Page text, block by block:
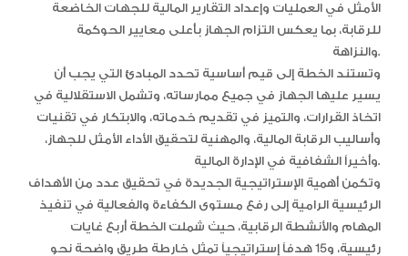
الأمثل في العمليات وإعداد التقارير المالية للجهات الخاضعة
للرقابة، بما يعكس التزام الجهاز بأعلى معايير الحوكمة
والنزاهة.
وتستند الخطة إلى قيم أساسية تحدد المبادئ التي يجب أن
يسير عليها الجهاز في جميع ممارساته، وتشمل الاستقلالية في
اتخاذ القرارات، والتميز في تقديم خدماته، والابتكار في تقنيات
وأساليب الرقابة المالية، والمهنية لتحقيق الأداء الأمثل للجهاز،
وأخيراً الشفافية في الإدارة المالية.
وتكمن أهمية الإستراتيجية الجديدة في تحقيق عدد من الأهداف
الرئيسية الرامية إلى رفع مستوى الكفاءة والفعالية في تنفيذ
المهام والأنشطة الرقابية، حيث شملت الخطة أربع غايات
رئيسية، و15 هدفاً إستراتيجياً تمثل خارطة طريق واضحة نحو